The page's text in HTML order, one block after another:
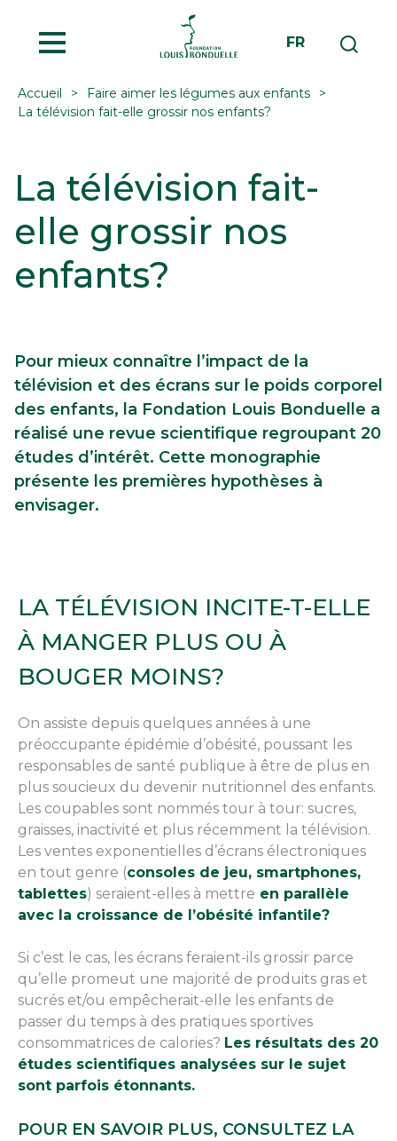
FR
Accueil
Faire aimer les légumes aux enfants
La télévision fait-elle grossir nos enfants?
La télévision fait-
elle grossir nos
enfants?
Pour mieux connaître l’impact de la
télévision et des écrans sur le poids corporel
des enfants, la Fondation Louis Bonduelle a
réalisé une revue scientifique regroupant 20
études d’intérêt. Cette monographie
présente les premières hypothèses à
envisager.
LA TÉLÉVISION INCITE­-T-­ELLE
À MANGER PLUS OU À
BOUGER MOINS?
On assiste depuis quelques années à une
préoccupante épidémie d’obésité, poussant les
responsables de santé publique à être de plus en
plus soucieux du devenir nutritionnel des enfants.
Les coupables sont nommés tour à tour: sucres,
graisses, inactivité et plus récemment la télévision.
Les ventes exponentielles d’écrans électroniques
en tout genre (consoles de jeu, smartphones,
tablettes) seraient-elles à mettre en parallèle
avec la croissance de l’obésité infantile?
Si c’est le cas, les écrans feraient-ils grossir parce
qu’elle promeut une majorité de produits gras et
sucrés et/ou empêcherait-elle les enfants de
passer du temps à des pratiques sportives
consommatrices de calories? Les résultats des 20
études scientifiques analysées sur le sujet
sont parfois étonnants.
POUR EN SAVOIR PLUS, CONSULTEZ LA